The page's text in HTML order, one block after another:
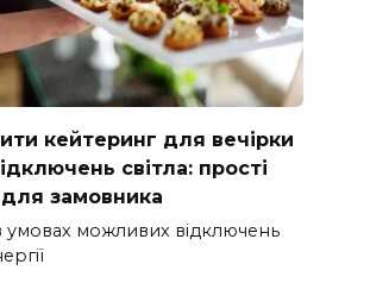
кейтеринг для вечірки
світла: прості
замовника
умовах можливих відключень